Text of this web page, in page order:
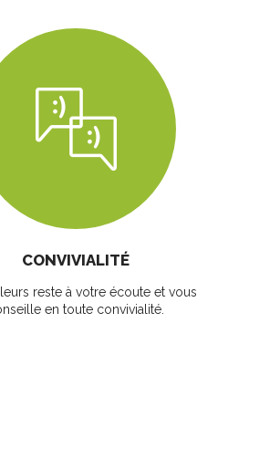
CONVIVIALITÉ
reste à votre écoute et vous
en toute convivialité.